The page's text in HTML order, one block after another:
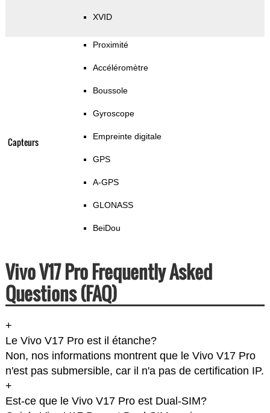
XVID
Capteurs
Proximité
Accéléromètre
Boussole
Gyroscope
Empreinte digitale
GPS
A-GPS
GLONASS
BeiDou
Vivo V17 Pro Frequently Asked
Questions (FAQ)
+
Le Vivo V17 Pro est il étanche?
Non, nos informations montrent que le Vivo V17 Pro
n'est pas submersible, car il n'a pas de certification IP.
+
Est-ce que le Vivo V17 Pro est Dual-SIM?